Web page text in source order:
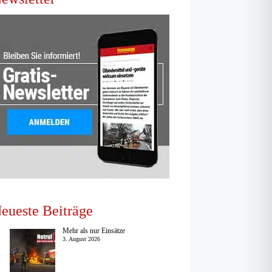
Beiträge
Mehr als nur Einsätze
3. August 2026